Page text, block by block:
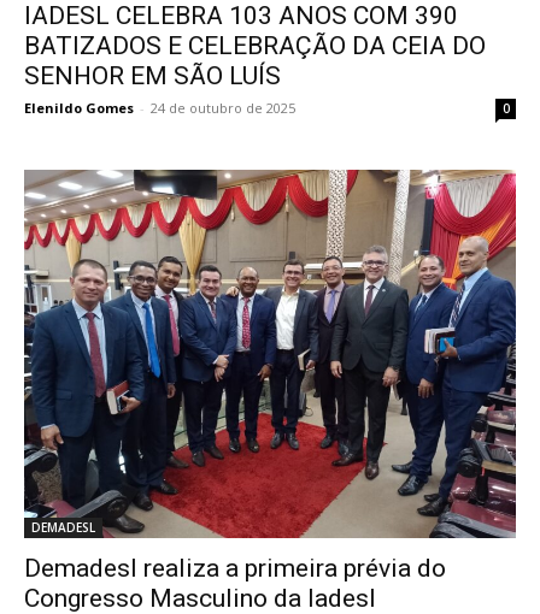
IADESL CELEBRA 103 ANOS COM 390
BATIZADOS E CELEBRAÇÃO DA CEIA DO
SENHOR EM SÃO LUÍS
Elenildo Gomes - 24 de outubro de 2025 0
DEMADESL
Demadesl realiza a primeira prévia do
Congresso Masculino da Iadesl